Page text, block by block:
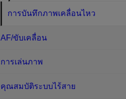
การบันทึกภาพเคลื่อนไหว
AF/ขับเคลื่อน
การเล่นภาพ
คุณสมบัติระบบไร้สาย